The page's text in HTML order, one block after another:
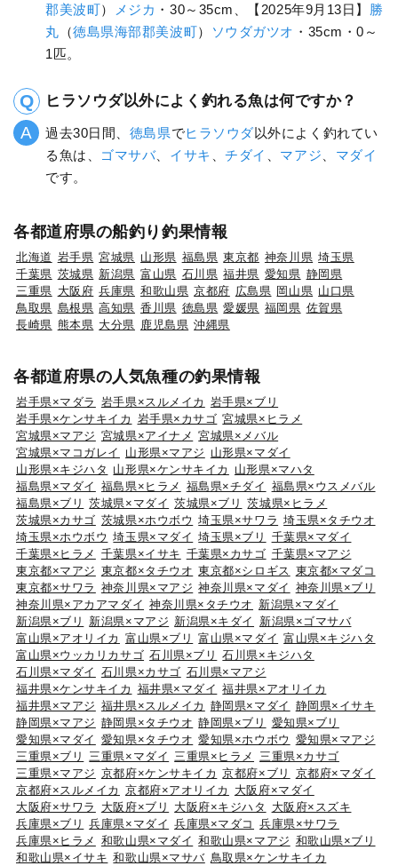
郡美波町） メジカ ・30～35cm、【2025年9月13日】 勝
丸 （徳島県海部郡美波町） ソウダガツオ ・35cm・0～
1匹。
ヒラソウダ以外によく釣れる魚は何ですか？
過去30日間、 徳島県でヒラソウダ以外によく釣れてい
る魚は、
ゴマサバ、 イサキ 、チダイ マアジ
マダイ
です。
各都道府県の船釣り釣果情報
北海道 岩手県 宮城県 山形県 福島県 東京都 神奈川県 埼玉県
千葉県 茨城県 新潟県 富山県 石川県 福井県 愛知県 静岡県
三重県 大阪府 兵庫県 和歌山県 京都府 広島県 岡山県 山口県
鳥取県 島根県 高知県 香川県 徳島県 愛媛県 福岡県 佐賀県
長崎県 熊本県 大分県 鹿児島県 沖縄県
各都道府県の人気魚種の釣果情報
岩手県×マダラ 岩手県×スルメイカ 岩手県×ブリ
岩手県×ケンサキイカ 岩手県×カサゴ 宮城県×ヒラメ
宮城県×マアジ 宮城県×アイナメ 宮城県×メバル
宮城県×マコガレイ
山形県×マアジ 山形県×マダイ
山形県×キジハタ 山形県×ケンサキイカ
山形県×マハタ
福島県×マダイ 福島県×ヒラメ 福島県×チダイ 福島県×ウスメバル
福島県×ブリ
茨城県×マダイ 茨城県×ブリ
茨城県×ヒラメ
茨城県×カサゴ 茨城県×ホウボウ 埼玉県×サワラ 埼玉県×タチウオ
埼玉県×ホウボウ 埼玉県×マダイ 埼玉県×ブリ
千葉県×マダイ
千葉県×ヒラメ 千葉県×イサキ 千葉県×カサゴ 千葉県×マアジ
東京都×マアジ 東京都×タチウオ 東京都×シロギス 東京都×マダコ
東京都×サワラ 神奈川県×マアジ 神奈川県×マダイ 神奈川県×ブリ
神奈川県×アカアマダイ 神奈川県×タチウオ 新潟県×マダイ
新潟県×ブリ
新潟県×マアジ 新潟県×キダイ
新潟県×ゴマサバ
富山県×アオリイカ 富山県×ブリ 富山県×マダイ 富山県×キジハタ
富山県×ウッカリカサゴ 石川県×ブリ
石川県×キジハタ
石川県×マダイ 石川県×カサゴ 石川県×マアジ
福井県×ケンサキイカ 福井県×マダイ 福井県×アオリイカ
福井県×マアジ 福井県×スルメイカ 静岡県×マダイ 静岡県×イサキ
静岡県×マアジ 静岡県×タチウオ 静岡県×ブリ
愛知県×ブリ
愛知県×マダイ 愛知県×タチウオ 愛知県×ホウボウ 愛知県×マアジ
三重県×ブリ
三重県×マダイ 三重県×ヒラメ
三重県×カサゴ
三重県×マアジ 京都府×ケンサキイカ 京都府×ブリ
京都府×マダイ
京都府×スルメイカ 京都府×アオリイカ
大阪府×マダイ
大阪府×サワラ
大阪府×ブリ 大阪府×キジハタ
大阪府×スズキ
兵庫県×ブリ
兵庫県×マダイ 兵庫県×マダコ
兵庫県×サワラ
兵庫県×ヒラメ 和歌山県×マダイ 和歌山県×マアジ 和歌山県×ブリ
和歌山県×イサキ 和歌山県×マサバ 鳥取県×ケンサキイカ